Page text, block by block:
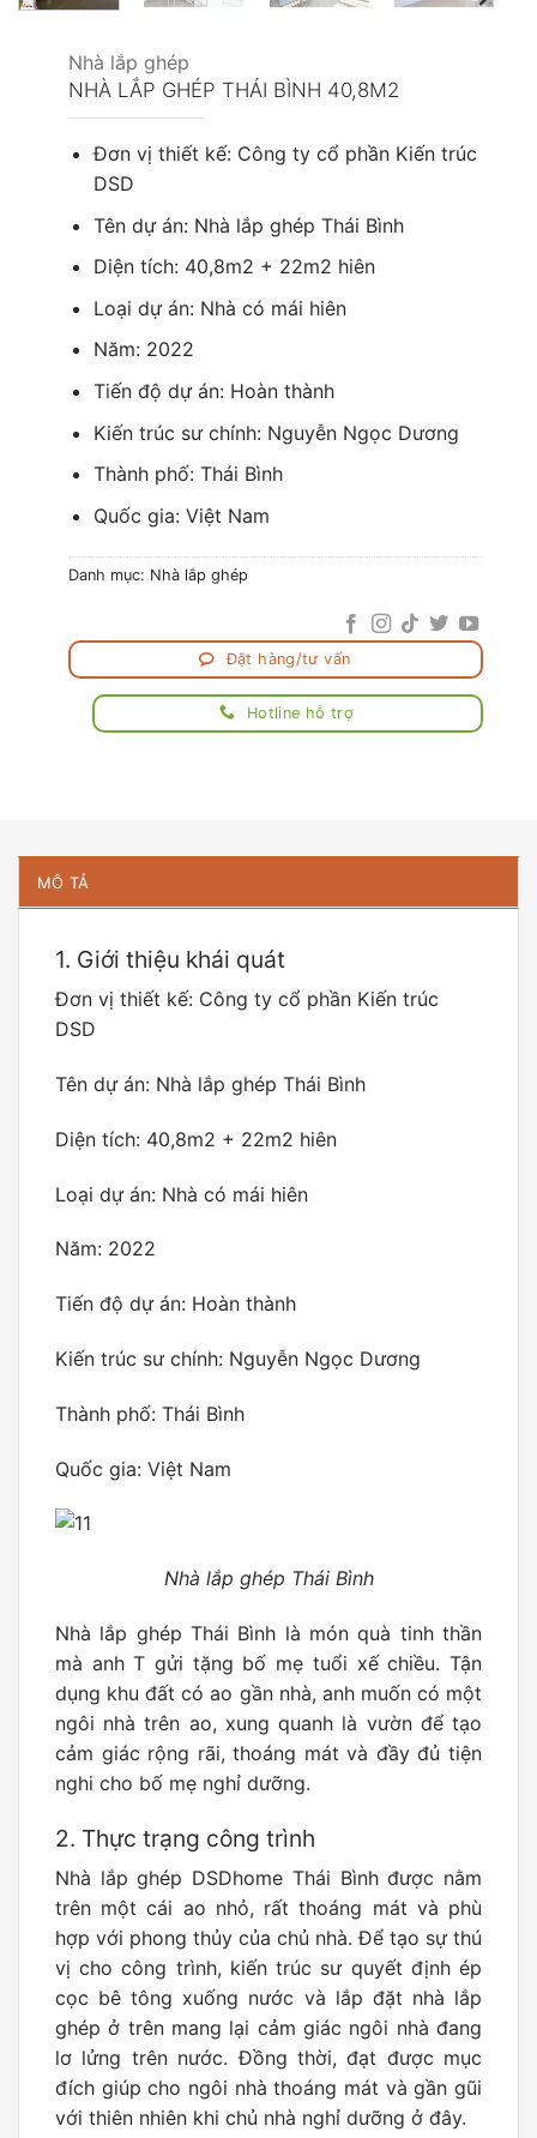
Nhà lắp ghép
NHÀ LẮP GHÉP THÁI BÌNH 40,8M2
Đơn vị thiết kế: Công ty cổ phần Kiến trúc
DSD
Tên dự án: Nhà lắp ghép Thái Bình
Diện tích: 40,8m2 + 22m2 hiên
Loại dự án: Nhà có mái hiên
Năm: 2022
Tiến độ dự án: Hoàn thành
Kiến trúc sư chính: Nguyễn Ngọc Dương
Thành phố: Thái Bình
Quốc gia: Việt Nam
Danh mục: Nhà lắp ghép
Đặt hàng/tư vấn
Hotline hỗ trợ
MÔ TẢ
1. Giới thiệu khái quát
Đơn vị thiết kế: Công ty cổ phần Kiến trúc
DSD
Tên dự án: Nhà lắp ghép Thái Bình
Diện tích: 40,8m2 + 22m2 hiên
Loại dự án: Nhà có mái hiên
Năm: 2022
Tiến độ dự án: Hoàn thành
Kiến trúc sư chính: Nguyễn Ngọc Dương
Thành phố: Thái Bình
Quốc gia: Việt Nam
Nhà lắp ghép Thái Bình
Nhà lắp ghép Thái Bình là món quà tinh thần
mà anh T gửi tặng bố mẹ tuổi xế chiều. Tận
dụng khu đất có ao gần nhà, anh muốn có một
ngôi nhà trên ao, xung quanh là vườn để tạo
cảm giác rộng rãi, thoáng mát và đầy đủ tiện
nghi cho bố mẹ nghỉ dưỡng.
2. Thực trạng công trình
Nhà lắp ghép DSDhome Thái Bình được nằm
trên một cái ao nhỏ, rất thoáng mát và phù
hợp với phong thủy của chủ nhà.Để tạo sự thú
vị cho công trình, kiến trúc sư quyết định ép
cọc bê tông xuống nước và lắp đặt nhà lắp
ghép ở trên mang lại cảm giác ngôi nhà đang
lơ lửng trên nước. Đồng thời, đạt được mục
đích giúp cho ngôi nhà thoáng mát và gần gũi
với thiên nhiên khi chủ nhà nghỉ dưỡng ở đây.